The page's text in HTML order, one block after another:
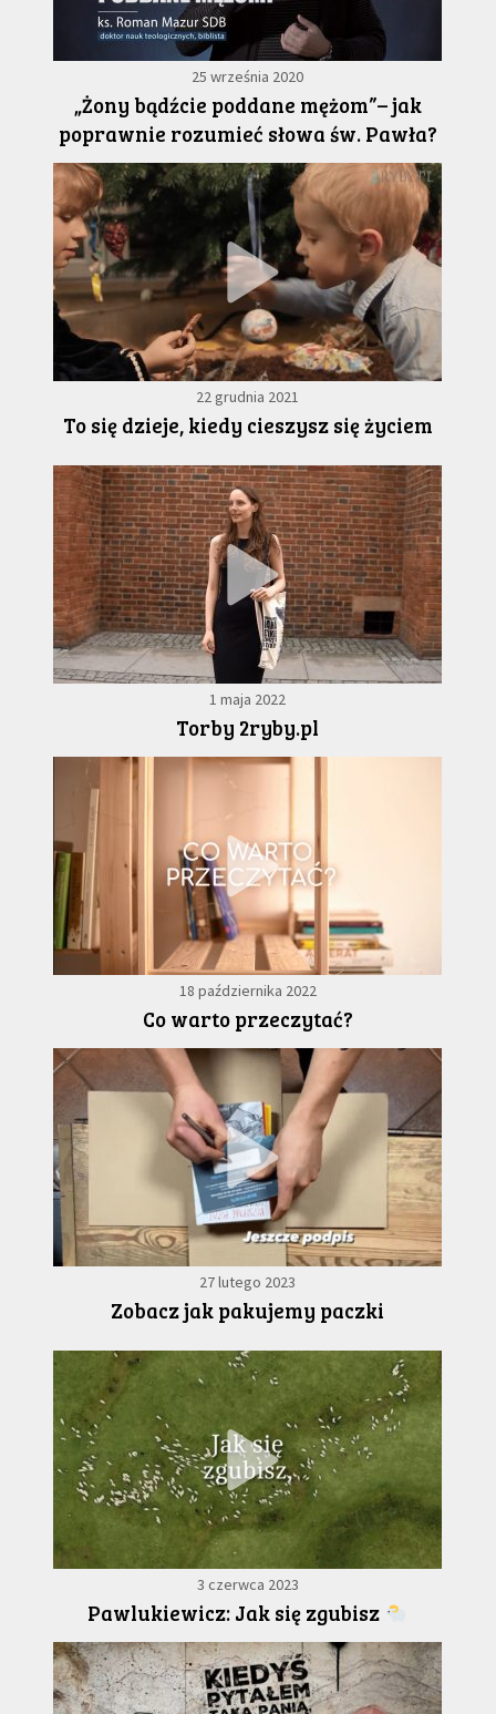
25 września 2020
„Żony bądźcie poddane mężom”– jak
poprawnie rozumieć słowa św. Pawła?
22 grudnia 2021
To się dzieje, kiedy cieszysz się życiem
1 maja 2022
Torby 2ryby.pl
18 października 2022
Co warto przeczytać?
27 lutego 2023
Zobacz jak pakujemy paczki
3 czerwca 2023
Pawlukiewicz: Jak się zgubisz